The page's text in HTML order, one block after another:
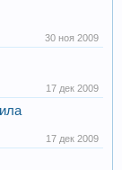
30 ноя 2009
17 дек 2009
17 дек 2009